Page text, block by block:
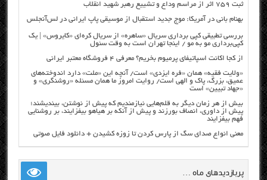
ثبت ۷۵۹ اثر از مراسم وداع و تشییع رهبر شهید انقلاب
بهنام بانی در آمریکا: موج جدید استقبال از موسیقی پاپ ایرانی در لس‌آنجلس
بررسی تطبیقی کپی برداری سریال «ساهره» از سریال کره‌ای «کایروس» | یک
کپی‌برداری مو به مو / اینجا تهران است به وقت سئول
از کجا اکانت اسپاتیفای پرمیوم بخریم؟ معرفی ۴ فروشگاه معتبر ایرانی
«ولایت فقیه» همان «فره ایزدی» است/ آنچه این «ملت» دارد اندوخته‌های
عمیق، بزرگ، پاک و الهی است/ روایت امروز ما همان مسئله «روشنگری» و
«جهاد تبیین» است
بیش از هر زمان دیگر به قلم‌هایی نیازمندیم که پیش از نوشتن، بیندیشند؛
پیش از داوری، انصاف بورزند و پیش از آنکه بر هیاهو بیفزایند، بر روشنایی
فهم بیفزایند
معنی انواع صدای سگ از پارس کردن تا زوزه کشیدن + دانلود فایل صوتی
پربازدیدهای ماه …